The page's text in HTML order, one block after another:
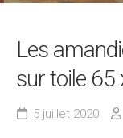
Les
sur toile 65
5 juillet 2020